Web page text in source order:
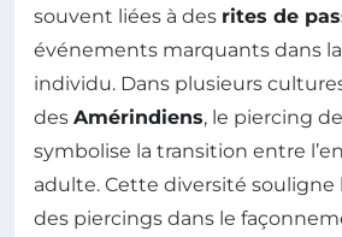
souvent liées à des rites de
événements marquants dans la
individu. Dans plusieurs
des Amérindiens, le piercing
symbolise la transition entre
adulte. Cette diversité souligne
des piercings dans le